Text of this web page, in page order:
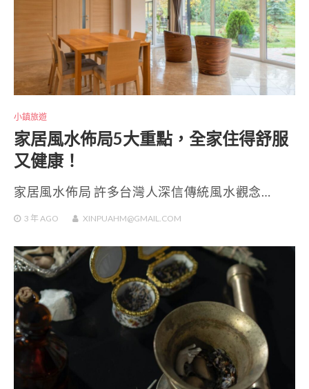
小鎮旅遊
家居風水佈局5大重點，全家住得舒服
又健康！
家居風水佈局 許多台灣人深信傳統風水觀念…
3 年 AGO XINPUAHM@GMAIL.COM